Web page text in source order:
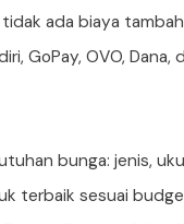
ada biaya
GoPay, OVO, Dana,
bunga: jenis,
terbaik sesuai